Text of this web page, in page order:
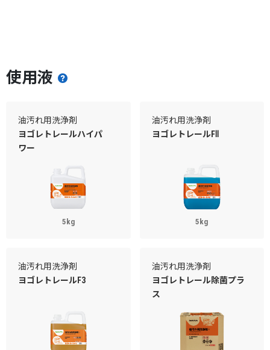
使用液
油汚れ用洗浄剤
ヨゴレトレールハイパ
ワー
5kg
油汚れ用洗浄剤
ヨゴレトレールFⅡ
5kg
油汚れ用洗浄剤
ヨゴレトレールF3
油汚れ用洗浄剤
ヨゴレトレール除菌プラ
ス